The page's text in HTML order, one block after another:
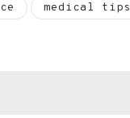
medical tips